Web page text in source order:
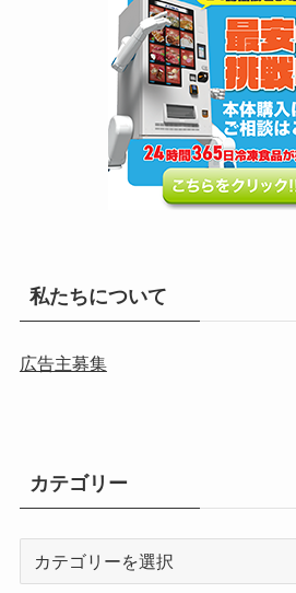
私たちについて
広告主募集
カテゴリー